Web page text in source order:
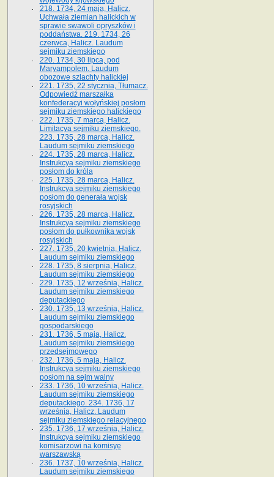
218. 1734, 24 maja, Halicz.
Uchwała ziemian halickich w
sprawie swawoli opryszków i
poddaństwa. 219. 1734, 26
czerwca, Halicz. Laudum
sejmiku ziemskiego
220. 1734, 30 lipca, pod
Maryampolem. Laudum
obozowe szlachty halickiej
221. 1735, 22 stycznia, Tłumacz.
Odpowiedź marszałka
konfederacyi wołyńskiej posłom
sejmiku ziemskiego halickiego
222. 1735, 7 marca, Halicz.
Limitacya sejmiku ziemskiego.
223. 1735, 28 marca, Halicz.
Laudum sejmiku ziemskiego
224. 1735, 28 marca, Halicz.
Instrukcya sejmiku ziemskiego
posłom do króla
225. 1735, 28 marca, Halicz.
Instrukcya sejmiku ziemskiego
posłom do generała wojsk
rosyjskich
226. 1735, 28 marca, Halicz.
Instrukcya sejmiku ziemskiego
posłom do pułkownika wojsk
rosyjskich
227. 1735, 20 kwietnia, Halicz.
Laudum sejmiku ziemskiego
228. 1735, 8 sierpnia, Halicz.
Laudum sejmiku ziemskiego
229. 1735, 12 września, Halicz.
Laudum sejmiku ziemskiego
deputackiego
230. 1735, 13 września, Halicz.
Laudum sejmiku ziemskiego
gospodarskiego
231. 1736, 5 maja, Halicz.
Laudum sejmiku ziemskiego
przedsejmowego
232. 1736, 5 maja, Halicz.
Instrukcya sejmiku ziemskiego
posłom na sejm walny
233. 1736, 10 września, Halicz.
Laudum sejmiku ziemskiego
deputackiego. 234. 1736, 17
września, Halicz. Laudum
sejmiku ziemskiego relacyjnego
235. 1736, 17 września, Halicz.
Instrukcya sejmiku ziemskiego
komisarzowi na komisyę
warszawską
236. 1737, 10 września, Halicz.
Laudum sejmiku ziemskiego